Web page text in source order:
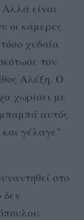
είναι
οι κάμερες
χυδαία
τον
Αλέξη. Ο
χωρίσει με
αυτός
και γέλαγε"
στο
δεν